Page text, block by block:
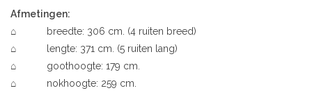
Afmetingen:
⌂ breedte: 306 cm. (4 ruiten breed)
⌂ lengte: 371 cm. (5 ruiten lang)
⌂ goothoogte: 179 cm.
⌂ nokhoogte: 259 cm.